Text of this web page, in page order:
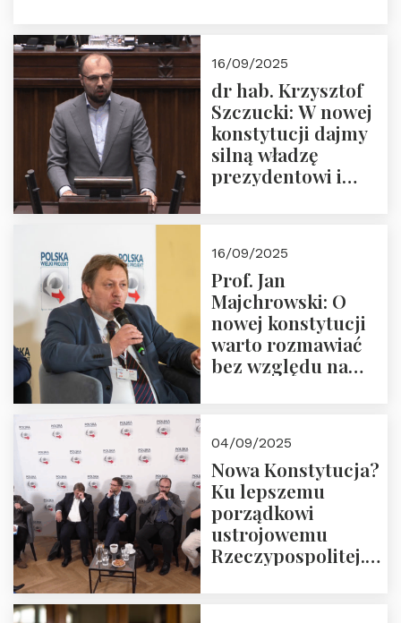
16/09/2025
dr hab. Krzysztof
Szczucki: W nowej
konstytucji dajmy
silną władzę
prezydentowi i
16/09/2025
Prof. Jan
Majchrowski: O
nowej konstytucji
warto rozmawiać
bez względu na
04/09/2025
Nowa Konstytucja?
Ku lepszemu
porządkowi
ustrojowemu
Rzeczypospolitej.